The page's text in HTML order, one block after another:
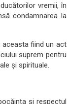
vremii, în
condamnarea la
aceasta fiind un act
suprem pentru
și spirituale.
și respectul